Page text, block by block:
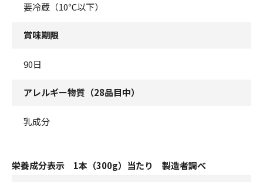
要冷蔵（10℃以下）
賞味期限
90日
アレルギー物質（28品目中）
乳成分
栄養成分表示 1本（300g）当たり 製造者調べ